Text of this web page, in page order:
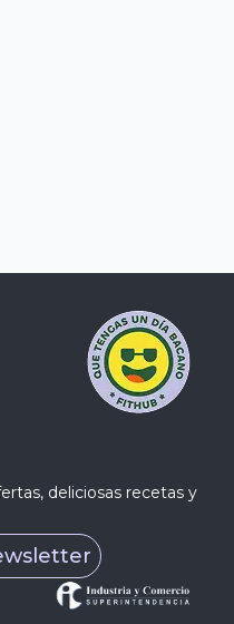
deliciosas recetas y